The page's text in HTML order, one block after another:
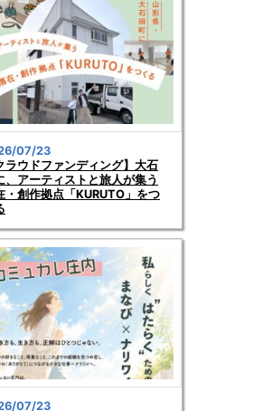
07/23
ラウドファンディング】大石
、アーティストと旅人が集う
・創作拠点「KURUTO」をつ
07/23